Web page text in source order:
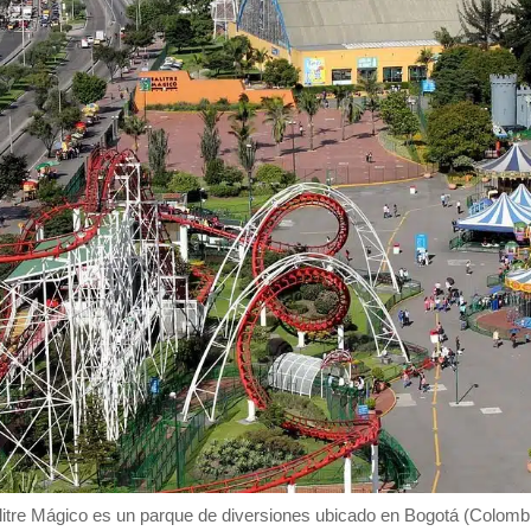
Mágico es un parque de diversiones ubicado en Bogotá